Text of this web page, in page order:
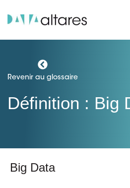
Vos enjeux
Revenir au glossaire
Définition : Big
Big Data